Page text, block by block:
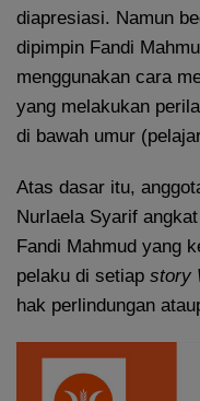
diapresiasi. Namun
dipimpin Fandi
menggunakan cara
yang melakukan
di bawah umur
Atas dasar itu,
Nurlaela Syarif
Fandi Mahmud yang
pelaku di setiap story
hak perlindungan